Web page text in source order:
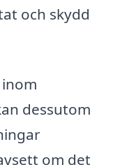
och skydd
dessutom
om det